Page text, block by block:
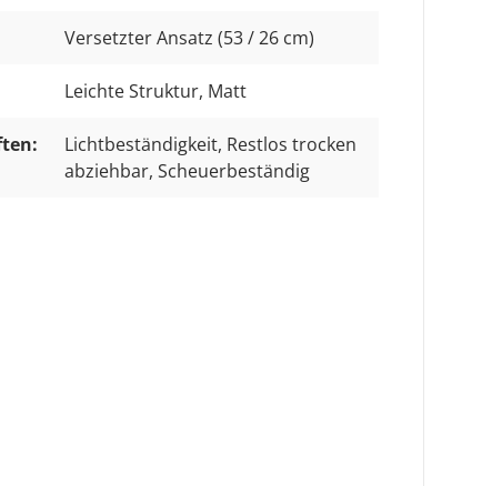
Versetzter Ansatz (53 / 26 cm)
Leichte Struktur, Matt
Lichtbeständigkeit, Restlos trocken
abziehbar, Scheuerbeständig